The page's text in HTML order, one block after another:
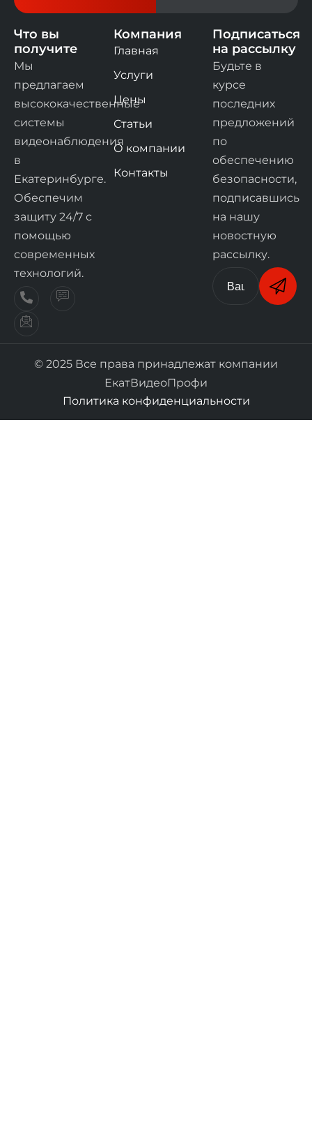
Что вы
получите
Мы
предлагаем
высококачественные
системы
видеонаблюдения
в
Екатеринбурге.
Обеспечим
защиту 24/7 с
помощью
современных
технологий.
Компания
Главная
Услуги
Цены
Статьи
О компании
Контакты
Подписаться
на рассылку
Будьте в
курсе
последних
предложений
по
обеспечению
безопасности,
подписавшись
на нашу
новостную
рассылку.
© 2025 Все права принадлежат компании
ЕкатВидеоПрофи
Политика конфиденциальности